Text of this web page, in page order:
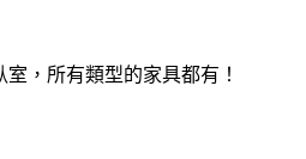
，所有類型的家具都有！